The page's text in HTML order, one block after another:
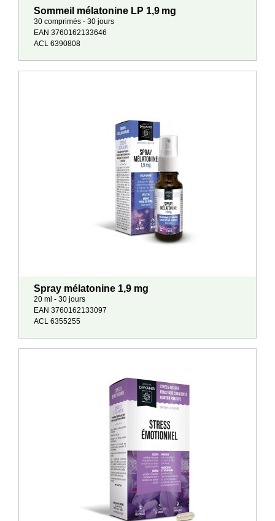
Sommeil mélatonine LP 1,9 mg
30 comprimés - 30 jours
EAN 3760162133646
ACL 6390808
Spray mélatonine 1,9 mg
20 ml - 30 jours
EAN 3760162133097
ACL 6355255